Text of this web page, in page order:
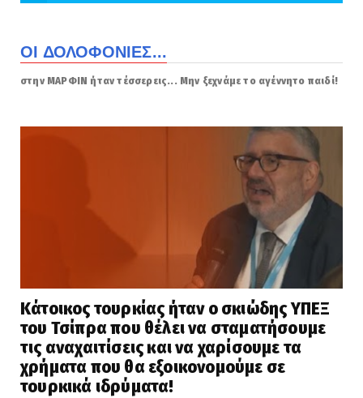
ΟΙ ΔΟΛΟΦΟΝΙΕΣ...
στην ΜΑΡΦΙΝ ήταν τέσσερεις... Μην ξεχνάμε το αγέννητο παιδί!
Κάτοικος τουρκίας ήταν ο σκιώδης ΥΠΕΞ
του Τσίπρα που θέλει να σταματήσουμε
τις αναχαιτίσεις και να χαρίσουμε τα
χρήματα που θα εξοικονομούμε σε
τουρκικά ιδρύματα!